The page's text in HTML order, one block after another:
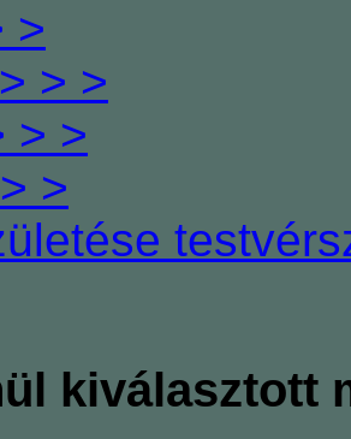
>
> >
> >
>
kiválasztott